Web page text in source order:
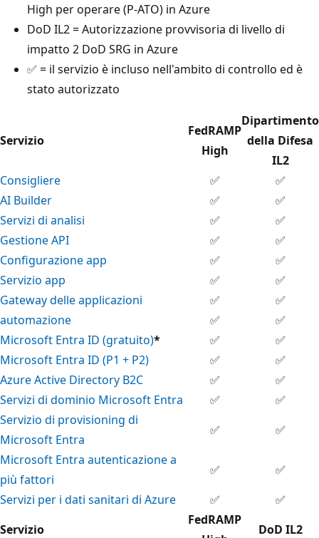
High per operare (P-ATO) in Azure
DoD IL2 = Autorizzazione provvisoria di livello di
impatto 2 DoD SRG in Azure
✅ = il servizio è incluso nell'ambito di controllo ed è
stato autorizzato
Servizio
FedRAMP
High
Dipartimento
della Difesa
IL2
Consigliere
✅
✅
AI Builder
✅
✅
Servizi di analisi
✅
✅
Gestione API
✅
✅
Configurazione app
✅
✅
Servizio app
✅
✅
Gateway delle applicazioni
✅
✅
automazione
✅
✅
Microsoft Entra ID (gratuito)* ✅
✅
Microsoft Entra ID (P1 + P2)
✅
✅
Azure Active Directory B2C
✅
✅
Servizi di dominio Microsoft Entra
✅
✅
Servizio di provisioning di
Microsoft Entra
✅
✅
Microsoft Entra autenticazione a
più fattori
✅
✅
Servizi per i dati sanitari di Azure
✅
✅
Servizio
FedRAMP
DoD IL2